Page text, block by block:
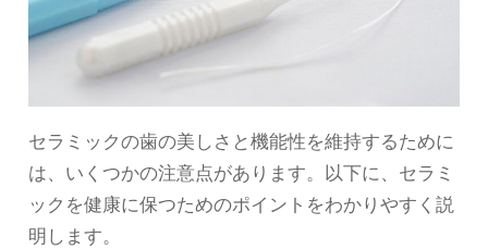
セラミックの歯の美しさと機能性を維持するために
は、いくつかの注意点があります。以下に、セラミ
ックを健康に保つためのポイントをわかりやすく説
明します。